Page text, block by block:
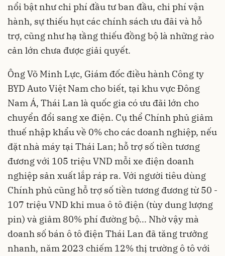
nổi bật như chi phí đầu tư ban đầu, chi phí vận
hành, sự thiếu hụt các chính sách ưu đãi và hỗ
trợ, cũng như hạ tầng thiếu đồng bộ là những rào
cản lớn chưa được giải quyết.
Ông Võ Minh Lực, Giám đốc điều hành Công ty
BYD Auto Việt Nam cho biết, tại khu vực Đông
Nam Á, Thái Lan là quốc gia có ưu đãi lớn cho
chuyển đổi sang xe điện. Cụ thể Chính phủ giảm
thuế nhập khẩu về 0% cho các doanh nghiệp, nếu
đặt nhà máy tại Thái Lan; hỗ trợ số tiền tương
đương với 105 triệu VND mỗi xe điện doanh
nghiệp sản xuất lắp ráp ra. Với người tiêu dùng
Chính phủ cũng hỗ trợ số tiền tương đương từ 50 -
107 triệu VND khi mua ô tô điện (tùy dung lượng
pin) và giảm 80% phí đường bộ... Nhờ vậy mà
doanh số bán ô tô điện Thái Lan đã tăng trưởng
nhanh, năm 2023 chiếm 12% thị trường ô tô với